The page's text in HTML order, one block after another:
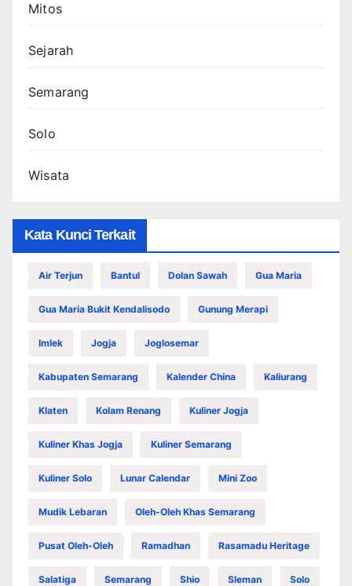
Mitos
Sejarah
Semarang
Solo
Wisata
Kata Kunci Terkait
Air Terjun Bantul Dolan Sawah Gua Maria
Gua Maria Bukit Kendalisodo Gunung Merapi
Imlek Jogja Joglosemar
Kabupaten Semarang Kalender China Kaliurang
Klaten Kolam Renang Kuliner Jogja
Kuliner Khas Jogja Kuliner Semarang
Kuliner Solo Lunar Calendar Mini Zoo
Mudik Lebaran Oleh-Oleh Khas Semarang
Pusat Oleh-Oleh Ramadhan Rasamadu Heritage
Salatiga Semarang Shio Sleman Solo